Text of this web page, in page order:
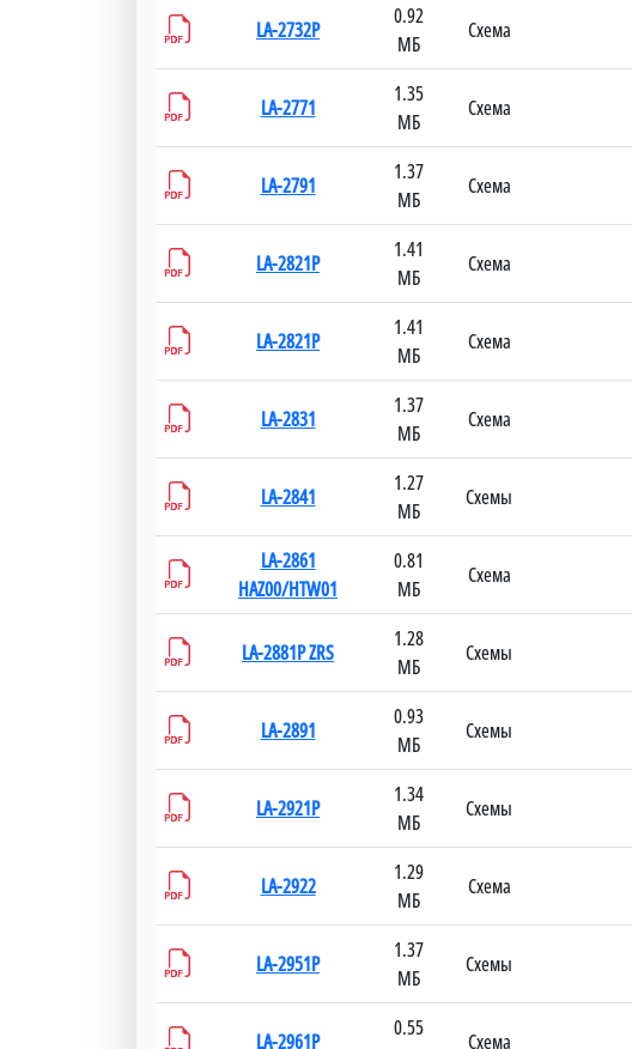
LA-2732P
0.92
МБ
Схема
LA-2771
1.35
МБ
Схема
LA-2791
1.37
МБ
Схема
LA-2821P
1.41
МБ
Схема
LA-2821P
1.41
МБ
Схема
LA-2831
1.37
МБ
Схема
LA-2841
1.27
МБ
Схемы
LA-2861
HAZ00/HTW01
0.81
МБ
Схема
LA-2881P ZRS
1.28
МБ
Схемы
LA-2891
0.93
МБ
Схемы
LA-2921P
1.34
МБ
Схемы
LA-2922
1.29
МБ
Схема
LA-2951P
1.37
МБ
Схемы
LA-2961P
0.55
Схема